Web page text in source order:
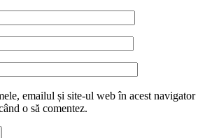
emailul și site-ul web în acest navigator
o să comentez.